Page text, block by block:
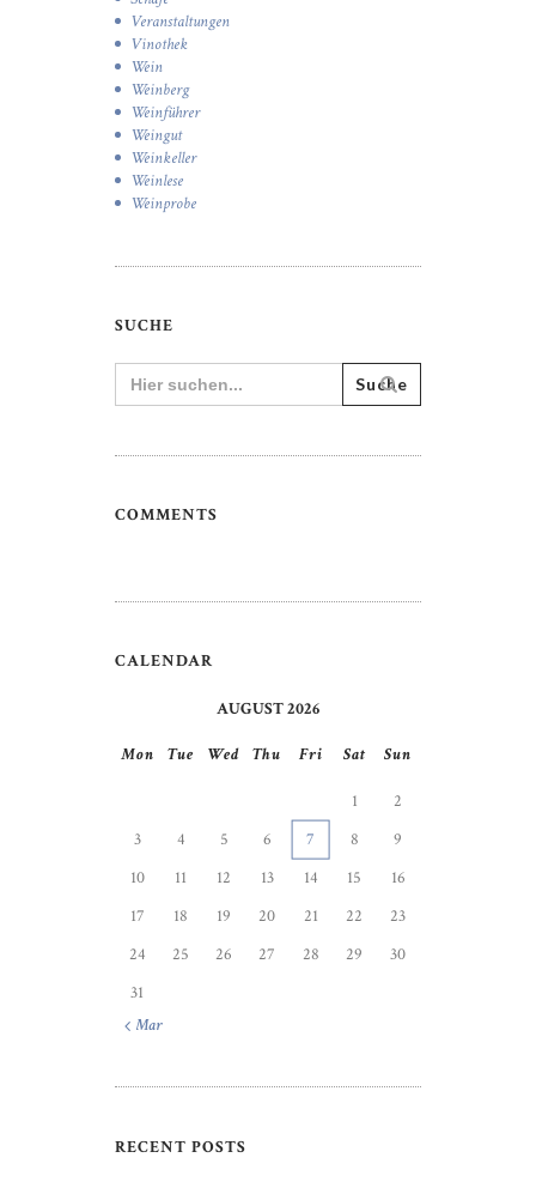
Veranstaltungen
Vinothek
Wein
Weinberg
Weinführer
Weingut
Weinkeller
Weinlese
Weinprobe
SUCHE
Search
for:
COMMENTS
CALENDAR
AUGUST 2026
Mon Tue Wed Thu Fri Sat Sun
1
2
3
4 5 6 7 8
9
10
11 12 13 14 15
16
17
18 19 20 21 22
23
24
25 26 27 28 29
30
31
« Mar
RECENT POSTS